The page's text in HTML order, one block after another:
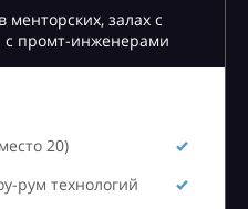
залах с
с промт-инженерами
20)
рум технологий